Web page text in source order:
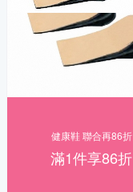
健康鞋 聯合再86折
滿1件享86折